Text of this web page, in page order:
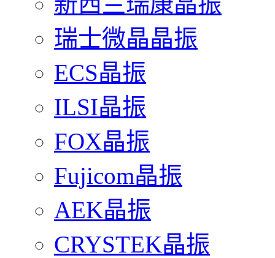
瑞士微晶晶振
ECS晶振
ILSI晶振
FOX晶振
Fujicom晶振
AEK晶振
CRYSTEK晶振